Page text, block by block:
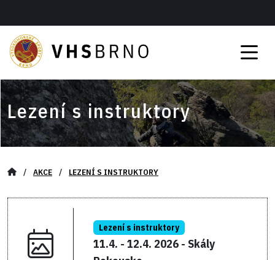
Lezení s instruktory
/ AKCE / LEZENÍ S INSTRUKTORY
Lezení s instruktory
11.4. - 12.4. 2026 - Skály